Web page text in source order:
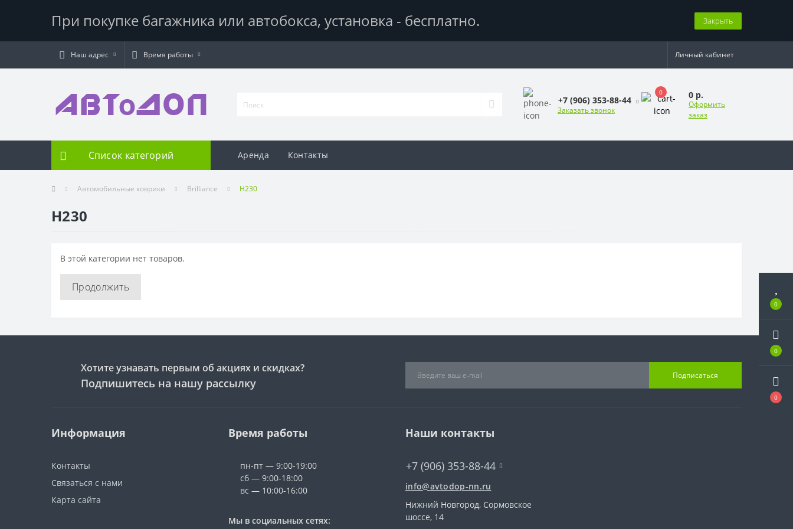
0
0
0
При покупке багажника или автобокса, установка - бесплатно. Закрыть
Наш адрес Время работы Личный кабинет
+7 (906) 353-88-44
Заказать звонок
0 0 р.
Оформить
заказ
Список категорий Аренда Контакты
Автомобильные коврики Brilliance H230
H230
В этой категории нет товаров.
Продолжить
Хотите узнавать первым об акциях и скидках?
Подпишитесь на нашу рассылку
Подписаться
Информация
Контакты
Связаться с нами
Карта сайта
Время работы
пн-пт — 9:00-19:00
сб — 9:00-18:00
вс — 10:00-16:00
Мы в социальных сетях:
Наши контакты
+7 (906) 353-88-44
info@avtodop-nn.ru
Нижний Новгород, Сормовское
шоссе, 14